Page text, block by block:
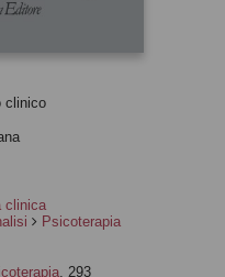
clinico
clinica
Psicoterapia
, 293